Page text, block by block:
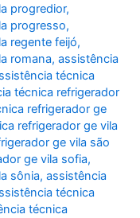
progredior,
progresso,
regente feijó,
romana,assistência
técnica
técnica refrigerador
refrigerador ge
refrigerador ge vila
ge vila são
ge vila sofia,
sônia,assistência
técnica
técnica